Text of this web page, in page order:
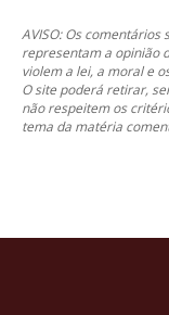
AVISO: Os
representam a opinião
violem a lei, a moral e
O site poderá retirar,
não respeitem os
tema da matéria